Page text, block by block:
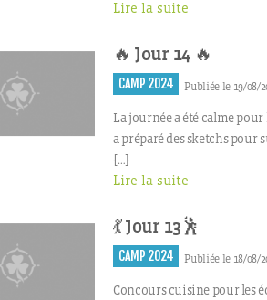
Lire la suite
🔥 Jour 14 🔥
CAMP 2024 Publiée le 19/08/
La journée a été calme
a préparé des sketchs pour
[…]
Lire la suite
💃 Jour 13🕺
CAMP 2024 Publiée le 18/08/
Concours cuisine pour les